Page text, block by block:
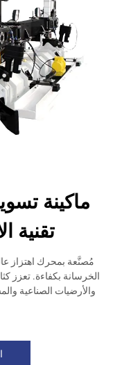
ماكينة
تقنية
مُصنَّعة بمحرك اهتزاز
الخرسانة بكفاءة. تعزز
والأرضيات الصناعية